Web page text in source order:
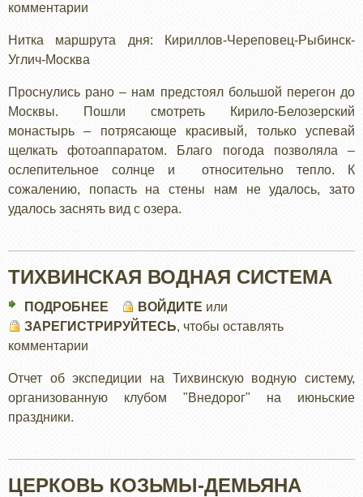
КИРИЛЛОВ-
комментарии
Нитка маршрута дня: Кириллов-Череповец-Рыбинск-
Углич-Москва
Проснулись рано – нам предстоял большой перегон до
Москвы. Пошли смотреть Кирило-Белозерский
монастырь – потрясающе красивый, только успевай
щелкать фотоаппаратом. Благо погода позволяла –
ослепительное солнце и относительно тепло. К
сожалению, попасть на стены нам не удалось, зато
удалось заснять вид с озера.
ТИХВИНСКАЯ ВОДНАЯ СИСТЕМА
ПОДРОБНЕЕ
ТИХВИНСКАЯ
ВОЙДИТЕ или
ЗАРЕГИСТРИРУЙТЕСЬ, чтобы оставлять
комментарии
Отчет об экспедиции на Тихвинскую водную систему,
организованную клубом "Внедорог" на июньские
праздники.
ЦЕРКОВЬ КОЗЬМЫ-ДЕМЬЯНА